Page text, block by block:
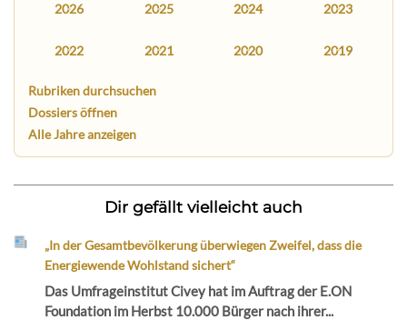
2026 2025 2024 2023
2022 2021 2020 2019
Rubriken durchsuchen
Dossiers öffnen
Alle Jahre anzeigen
Dir gefällt vielleicht auch
„In der Gesamtbevölkerung überwiegen Zweifel, dass die
Energiewende Wohlstand sichert“
Das Umfrageinstitut Civey hat im Auftrag der E.ON
Foundation im Herbst 10.000 Bürger nach ihrer...